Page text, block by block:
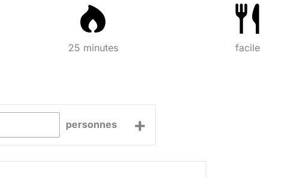
25 minutes facile
personnes +